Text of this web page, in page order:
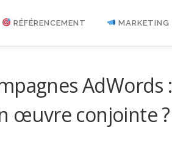
RÉFÉRENCEMENT MARKETING
AdWords :
œuvre conjointe ?